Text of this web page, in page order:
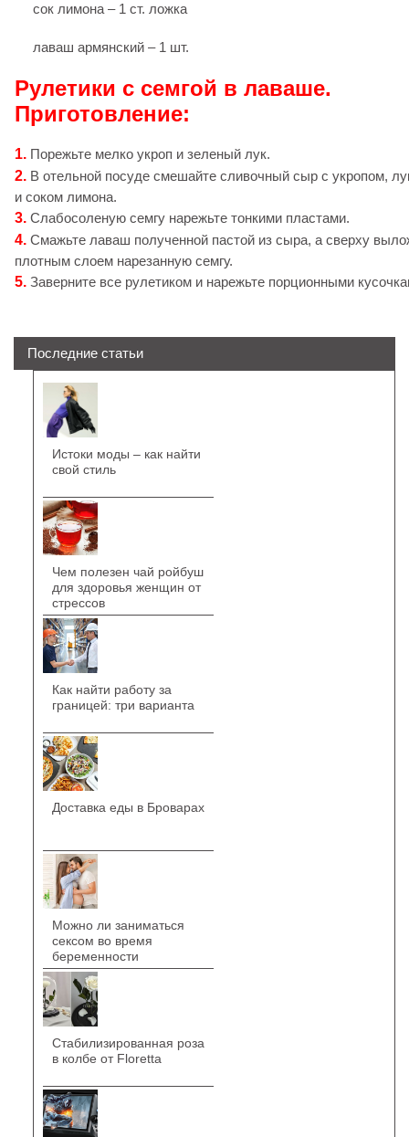
сок лимона – 1 ст. ложка
лаваш армянский – 1 шт.
Рулетики с семгой в лаваше.
Приготовление:
1. Порежьте мелко укроп и зеленый лук.
2. В отельной посуде смешайте сливочный сыр с укропом,
и соком лимона.
3. Слабосоленую семгу нарежьте тонкими пластами.
4. Смажьте лаваш полученной пастой из сыра, а сверху
плотным слоем нарезанную семгу.
5. Заверните все рулетиком и нарежьте порционными
Последние статьи
Истоки моды – как найти
свой стиль
Чем полезен чай ройбуш
для здоровья женщин от
стрессов
Как найти работу за
границей: три варианта
Доставка еды в Броварах
Можно ли заниматься
сексом во время
беременности
Стабилизированная роза
в колбе от Floretta